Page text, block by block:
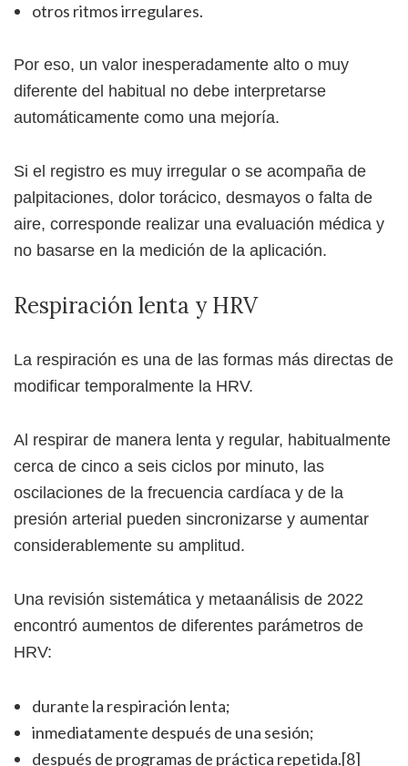
otros ritmos irregulares.
Por eso, un valor inesperadamente alto o muy
diferente del habitual no debe interpretarse
automáticamente como una mejoría.
Si el registro es muy irregular o se acompaña de
palpitaciones, dolor torácico, desmayos o falta de
aire, corresponde realizar una evaluación médica y
no basarse en la medición de la aplicación.
Respiración lenta y HRV
La respiración es una de las formas más directas de
modificar temporalmente la HRV.
Al respirar de manera lenta y regular, habitualmente
cerca de cinco a seis ciclos por minuto, las
oscilaciones de la frecuencia cardíaca y de la
presión arterial pueden sincronizarse y aumentar
considerablemente su amplitud.
Una revisión sistemática y metaanálisis de 2022
encontró aumentos de diferentes parámetros de
HRV:
durante la respiración lenta;
inmediatamente después de una sesión;
después de programas de práctica repetida.[8]